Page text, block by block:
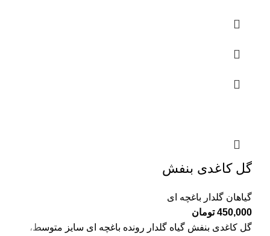
گل کاغدی بنفش
گیاهان گلدار باغچه ای
450,000 تومان
گل کاغدی بنفش گیاه گلدار رونده باغچه ای سایز متوسط،